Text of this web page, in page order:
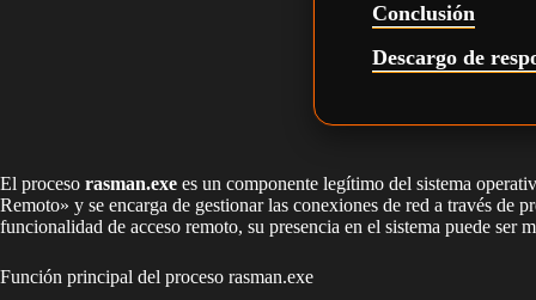
Conclusión
Descargo de
El proceso rasman.exe es un componente legítimo del sistema
Remoto» y se encarga de gestionar las conexiones de red a través
funcionalidad de acceso remoto, su presencia en el sistema puede ser
Función principal del proceso rasman.exe